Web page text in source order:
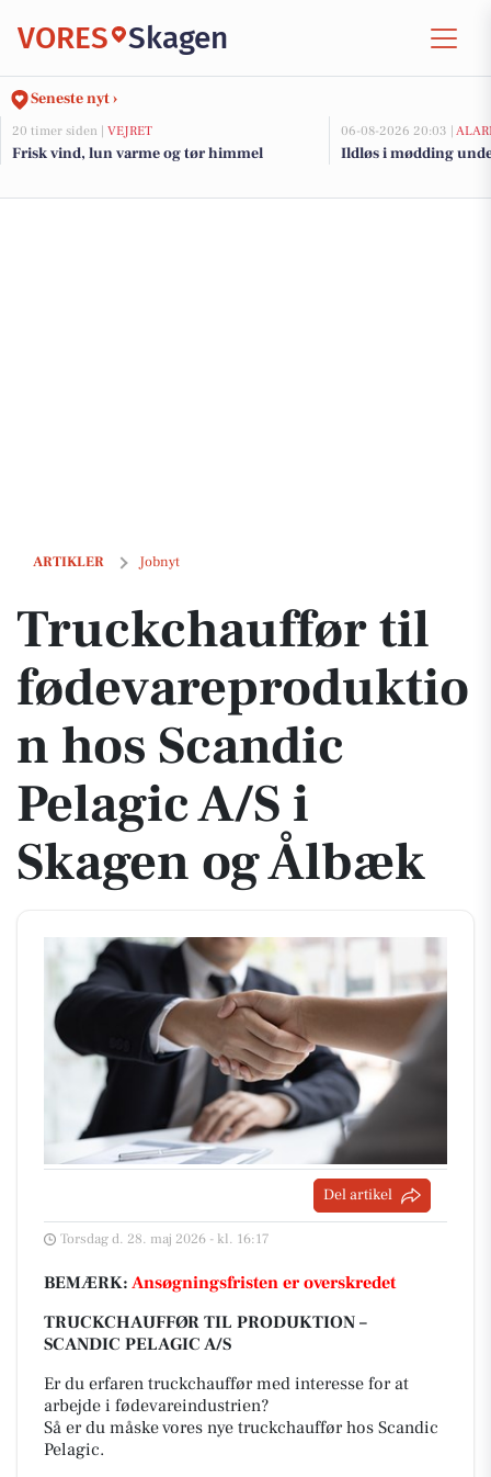
VORES Skagen
Seneste nyt ›
20 timer siden | VEJRET
Frisk vind, lun varme og tør himmel
06-08-2026 20:03 |
Ildløs i mødding
ARTIKLER Jobnyt
Truckchauffør til fødevareproduktion hos Scandic Pelagic A/S i
Truckchauffør til
fødevareproduktio
n hos Scandic
Pelagic A/S i
Skagen og Ålbæk
Del artikel
Torsdag d. 28. maj 2026 - kl. 16:17
BEMÆRK: Ansøgningsfristen er overskredet
TRUCKCHAUFFØR TIL PRODUKTION –
SCANDIC PELAGIC A/S
Er du erfaren truckchauffør med interesse for at
arbejde i fødevareindustrien?
Så er du måske vores nye truckchauffør hos Scandic
Pelagic.